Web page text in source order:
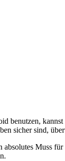
benutzen,
sicher sind,
absolutes Muss